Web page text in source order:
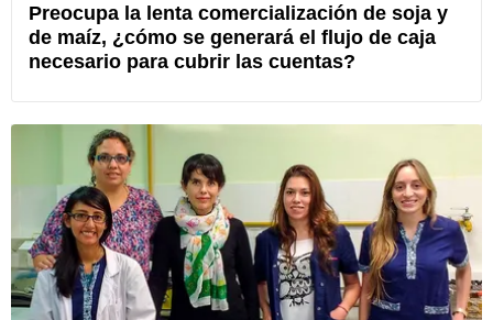
Preocupa la lenta comercialización de soja y
de maíz, ¿cómo se generará el flujo de caja
necesario para cubrir las cuentas?